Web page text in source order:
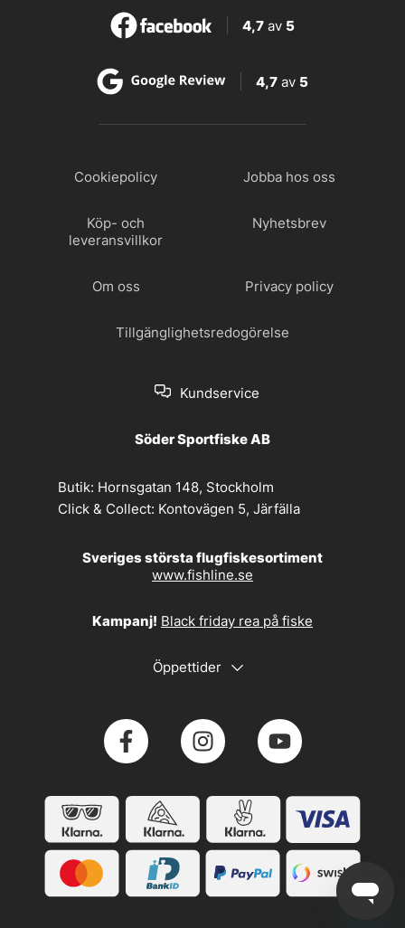
4,7 av 5
4,7 av 5
Cookiepolicy Jobba hos oss
Köp- och
leveransvillkor
Nyhetsbrev
Om oss Privacy policy
Tillgänglighetsredogörelse
Kundservice
Söder Sportfiske AB
Butik: Hornsgatan 148, Stockholm
Click & Collect: Kontovägen 5, Järfälla
Sveriges största flugfiskesortiment
www.fishline.se
Kampanj! Black friday rea på fiske
Öppettider